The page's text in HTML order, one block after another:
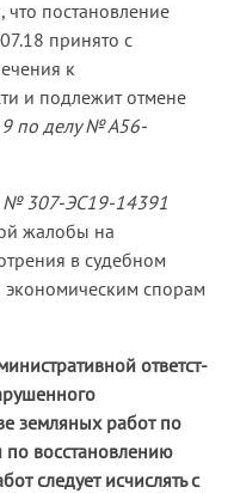
что постановление
принято с
к
и подлежит отмене
по делу № А56-
№ 307-ЭС19-14391
жалобы на
в судебном
спорам
ответст­
земляных работ по
по восстановлению
следует исчислять с